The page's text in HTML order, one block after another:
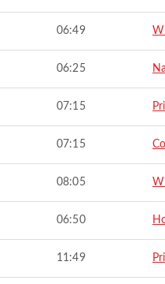
06:49
06:25
07:15
07:15
08:05
06:50
11:49